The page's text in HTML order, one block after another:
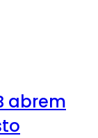
abrem